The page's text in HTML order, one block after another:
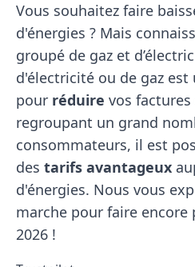
Vous souhaitez faire
d'énergies ? Mais
groupé de gaz et
d'électricité ou de gaz
pour réduire vos factures
regroupant un grand
consommateurs, il est
des tarifs avantageux
d'énergies. Nous vous
marche pour faire encore
2026 !